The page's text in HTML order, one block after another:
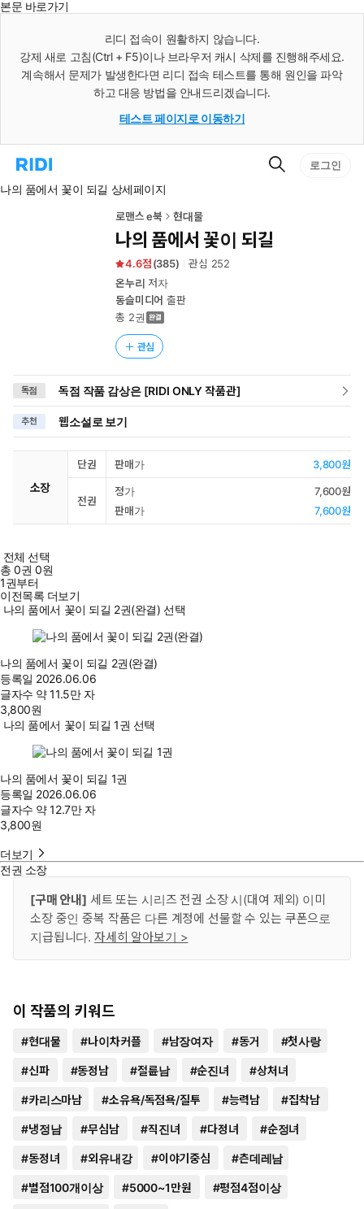
본문 바로가기
리디 접속이 원활하지 않습니다.
강제 새로 고침(Ctrl + F5)이나 브라우저 캐시 삭제를 진행해주세요.
계속해서 문제가 발생한다면 리디 접속 테스트를 통해 원인을 파악
하고 대응 방법을 안내드리겠습니다.
테스트 페이지로 이동하기
리
홈
검
로그인
나의 품에서 꽃이 되길 상세페이지
로맨스 e북 현대물
나의 품에서 꽃이 되길
4.6 (385) 관심 252
온누리 저자
동슬미디어 출판
총 2권
관심
독점 독점 작품 감상은 [RIDI ONLY 작품관]
추천 웹소설로 보기
소장
단권 판매가 3,800원
전권
정가
7,600원
판매가
7,600원
전체 선택
총0권 0원
1권부터
이전목록 더보기
나의 품에서 꽃이 되길 2권(완결) 선택
나의 품에서 꽃이 되길 2권(완결)
등록일 2026.06.06
글자수 약 11.5만 자
3,800원
나의 품에서 꽃이 되길 1권 선택
나의 품에서 꽃이 되길 1권
등록일 2026.06.06
글자수 약 12.7만 자
3,800원
더보기
전권 소장
[구매 안내] 세트 또는 시리즈 전권 소장 시(대여 제외) 이미
소장 중인 중복 작품은 다른 계정에 선물할 수 있는 쿠폰으로
지급됩니다. 자세히 알아보기 >
이 작품의 키워드
#현대물 #나이차커플 #남장여자 #동거 #첫사랑
#신파 #동정남 #절륜남 #순진녀 #상처녀
#카리스마남 #소유욕/독점욕/질투 #능력남 #집착남
#냉정남 #무심남 #직진녀 #다정녀 #순정녀
#동정녀 #외유내강 #이야기중심 #츤데레남
#별점100개이상 #5000~1만원 #평점4점이상